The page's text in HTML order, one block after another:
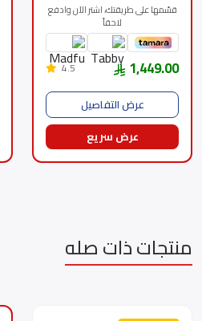
قسّمها على طريقتك، اشتر الآن وادفع
لاحقاً
1,449.00
4.5
عرض التفاصيل
عرض سريع
منتجات ذات صله